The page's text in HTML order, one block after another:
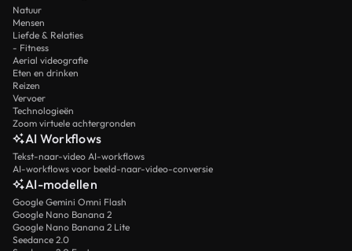
Natuur
Mensen
Liefde & Relaties
- Fitness
Aerial videografie
Eten en drinken
Reizen
Vervoer
Technologieën
Zoom virtuele achtergronden
AI Workflows
Tekst-naar-video AI-workflows
AI-workflows voor beeld-naar-video-conversie
AI-modellen
Google Gemini Omni Flash
Google Nano Banana 2
Google Nano Banana 2 Lite
Seedance 2.0